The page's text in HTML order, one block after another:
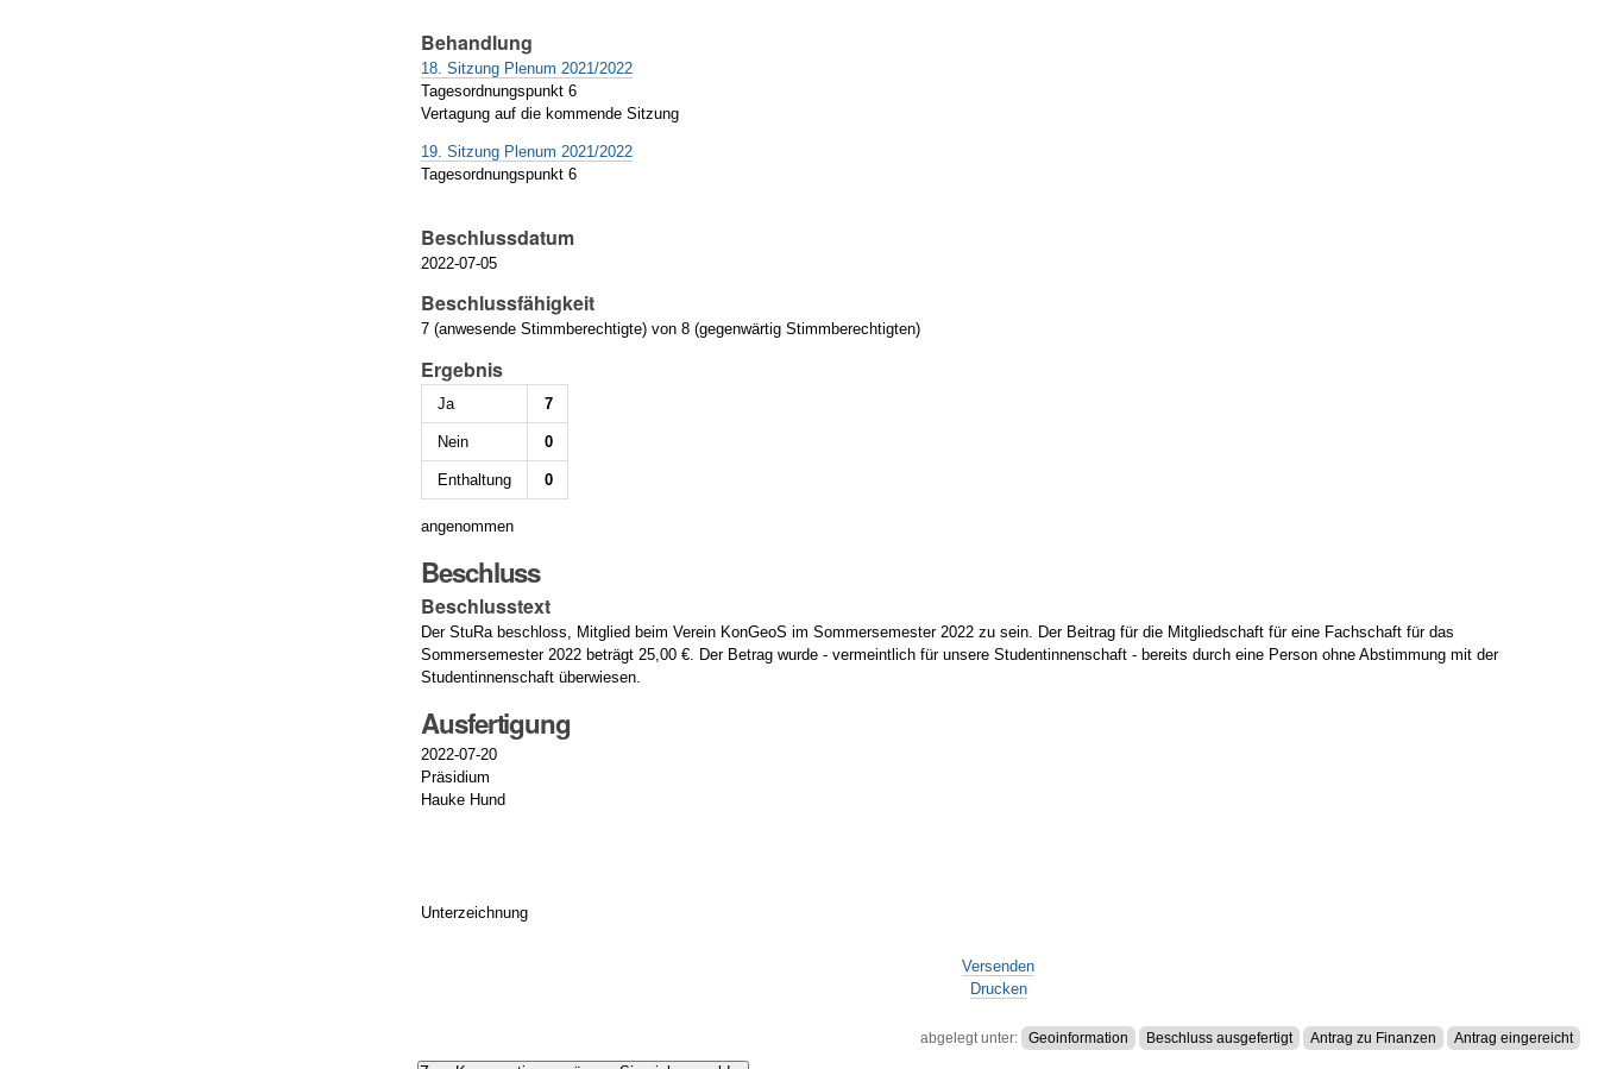
Behandlung
18. Sitzung Plenum 2021/2022
Tagesordnungspunkt 6
Vertagung auf die kommende Sitzung
19. Sitzung Plenum 2021/2022
Tagesordnungspunkt 6
Beschlussdatum
2022-07-05
Beschlussfähigkeit
7 (anwesende Stimmberechtigte) von 8 (gegenwärtig Stimmberechtigten)
Ergebnis
Ja 7
Nein 0
Enthaltung 0
angenommen
Beschluss
Beschlusstext
Der StuRa beschloss, Mitglied beim Verein KonGeoS im Sommersemester 2022 zu sein. Der Beitrag für die Mitgliedschaftfür eine Fachschaft für das
Sommersemester 2022 beträgt 25,00 €. Der Betrag wurde - vermeintlich für unsere Studentinnenschaft - bereits durch eine Person ohne Abstimmung mit der
Studentinnenschaft überwiesen.
Ausfertigung
2022-07-20
Präsidium
Hauke Hund
Unterzeichnung
Versenden
Drucken
abgelegt unter: Geoinformation Beschluss ausgefertigt Antrag zu Finanzen Antrag eingereicht